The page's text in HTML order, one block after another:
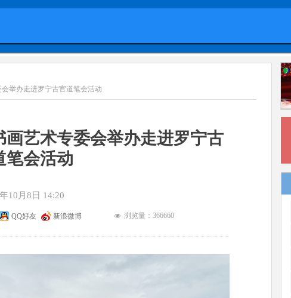
举办走进罗宁古官道笔会活动
艺术专委会举办走进罗宁古
笔会活动
10月8日 14:20
QQ好友 新浪微博 넶 浏览量：366660